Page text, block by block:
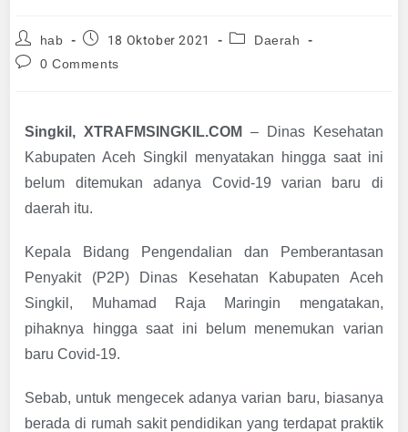
hab 18 Oktober 2021
Daerah
0 Comments
Singkil, XTRAFMSINGKIL.COM
– Dinas Kesehatan
Kabupaten Aceh Singkil menyatakan hingga saat ini
belum ditemukan adanya Covid-19 varian baru di
daerah itu.
Kepala Bidang Pengendalian dan Pemberantasan
Penyakit (P2P) Dinas Kesehatan Kabupaten Aceh
Singkil, Muhamad Raja Maringin mengatakan,
pihaknya hingga saat ini belum menemukan varian
baru Covid-19.
Sebab, untuk mengecek adanya varian baru, biasanya
berada di rumah sakit pendidikan yang terdapat praktik